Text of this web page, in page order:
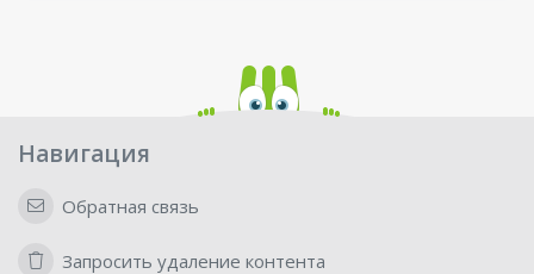
Навигация
Обратная связь
Запросить удаление контента